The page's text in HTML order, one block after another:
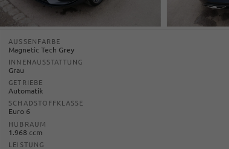
AUSSENFARBE
Magnetic Tech Grey
INNENAUSSTATTUNG
Grau
GETRIEBE
Automatik
SCHADSTOFFKLASSE
Euro 6
HUBRAUM
1.968 ccm
LEISTUNG